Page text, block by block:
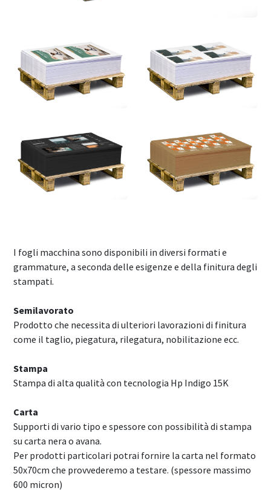
I fogli macchina sono disponibili in diversi formati e
grammature, a seconda delle esigenze e della finitura degli
stampati.
Semilavorato
Prodotto che necessita di ulteriori lavorazioni di finitura
come il taglio, piegatura, rilegatura, nobilitazione ecc.
Stampa
Stampa di alta qualità con tecnologia Hp Indigo 15K
Carta
Supporti di vario tipo e spessore con possibilità di stampa
su carta nera o avana.
Per prodotti particolari potrai fornire la carta nel formato
50x70cm che provvederemo a testare. (spessore massimo
600 micron)